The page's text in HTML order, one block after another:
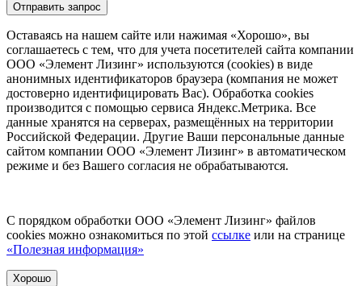
Отправить запрос
Оставаясь на нашем сайте или нажимая «Хорошо», вы
соглашаетесь с тем, что для учета посетителей сайта компании
ООО «Элемент Лизинг» используются (cookies) в виде
анонимных идентификаторов браузера (компания не может
достоверно идентифицировать Вас). Обработка cookies
производится с помощью сервиса Яндекс.Метрика. Все
данные хранятся на серверах, размещённых на территории
Российской Федерации. Другие Ваши персональные данные
сайтом компании ООО «Элемент Лизинг» в автоматическом
режиме и без Вашего согласия не обрабатываются.
С порядком обработки ООО «Элемент Лизинг» файлов
cookies можно ознакомиться по этой ссылке или на странице
«Полезная информация»
Хорошо